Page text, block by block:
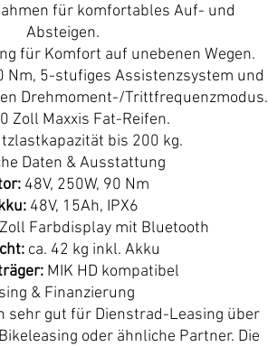
für komfortables Auf- und
Absteigen.
für Komfort auf unebenen Wegen.
Nm, 5-stufiges Assistenzsystem und
Drehmoment-/Trittfrequenzmodus.
Zoll Maxxis Fat-Reifen.
bis 200 kg.
Daten & Ausstattung
48V, 250W, 90 Nm
48V, 15Ah, IPX6
Farbdisplay mit Bluetooth
ca. 42 kg inkl. Akku
MIK HD kompatibel
& Finanzierung
sehr gut für Dienstrad-Leasing über
oder ähnliche Partner. Die